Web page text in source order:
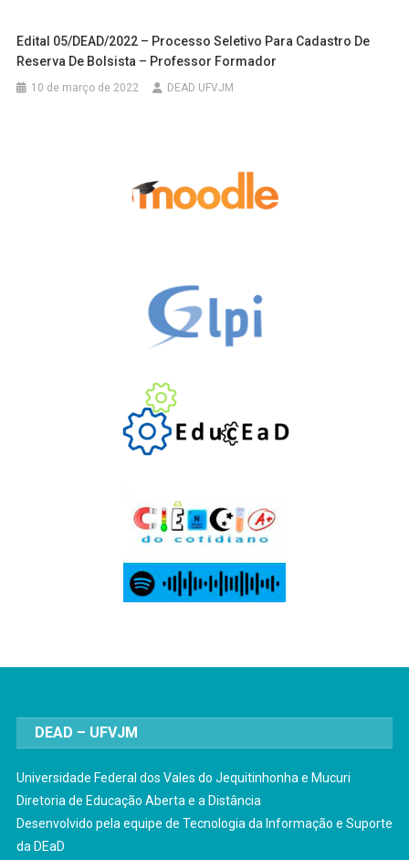
Edital 05/DEAD/2022 – Processo Seletivo Para Cadastro De
Reserva De Bolsista – Professor Formador
10 de março de 2022 DEAD UFVJM
DEAD – UFVJM
Universidade Federal dos Vales do Jequitinhonha e Mucuri
Diretoria de Educação Aberta e a Distância
Desenvolvido pela equipe de Tecnologia da Informação e Suporte
da DEaD